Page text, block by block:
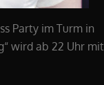
Party im Turm in
wird ab 22 Uhr mit